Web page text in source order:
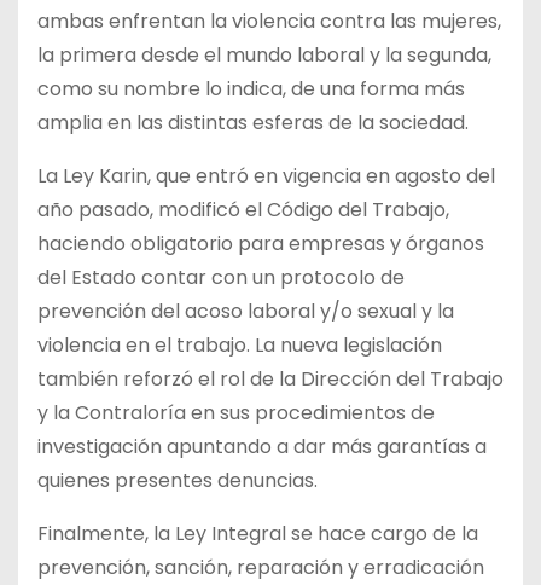
ambas enfrentan la violencia contra las mujeres,
la primera desde el mundo laboral y la segunda,
como su nombre lo indica, de una forma más
amplia en las distintas esferas de la sociedad.
La Ley Karin, que entró en vigencia en agosto del
año pasado, modificó el Código del Trabajo,
haciendo obligatorio para empresas y órganos
del Estado contar con un protocolo de
prevención del acoso laboral y/o sexual y la
violencia en el trabajo. La nueva legislación
también reforzó el rol de la Dirección del Trabajo
y la Contraloría en sus procedimientos de
investigación apuntando a dar más garantías a
quienes presentes denuncias.
Finalmente, la Ley Integral se hace cargo de la
prevención, sanción, reparación y erradicación